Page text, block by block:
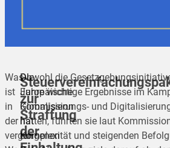
Was
ist
in
der
vergangenen
zur
Straffung
der
Die
Europäische
Kommission
hat
ein
Obwohl die
Jahre wichtige Ergebnisse im
Globalisierungs- und
hätten, führten sie laut
Komplexität und steigenden